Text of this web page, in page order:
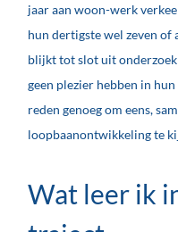
jaar aan woon-werk
hun dertigste wel zeven of
blijkt tot slot uit
geen plezier hebben in
reden genoeg om eens,
loopbaanontwikkeling te
Wat leer ik